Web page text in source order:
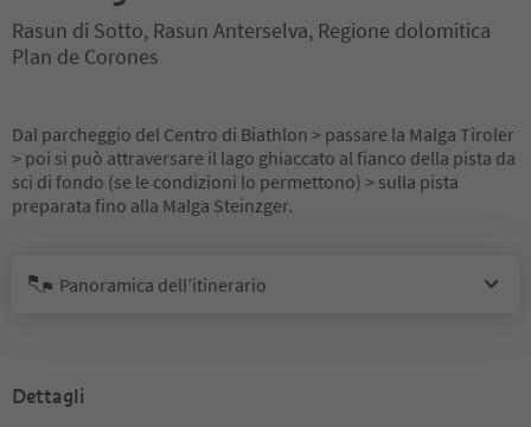
Rasun di Sotto, Rasun Anterselva, Regione dolomitica
Plan de Corones
Dal parcheggio del Centro di Biathlon > passare la Malga Tiroler
> poi si può attraversare il lago ghiaccato al fianco della pista da
sci di fondo (se le condizioni lo permettono) > sulla pista
preparata fino alla Malga Steinzger.
Panoramica dell’itinerario
Dettagli